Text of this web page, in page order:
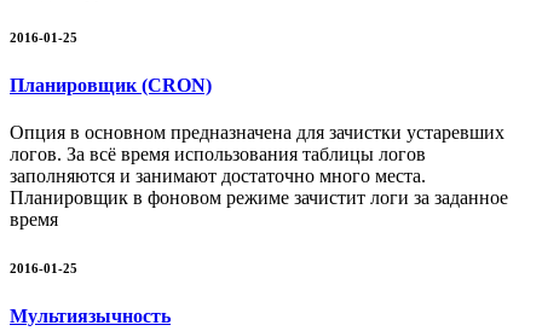
2016-01-25
Планировщик (CRON)
Опция в основном предназначена для зачистки устаревших
логов. За всё время использования таблицы логов
заполняются и занимают достаточно много места.
Планировщик в фоновом режиме зачистит логи за заданное
время
2016-01-25
Мультиязычность